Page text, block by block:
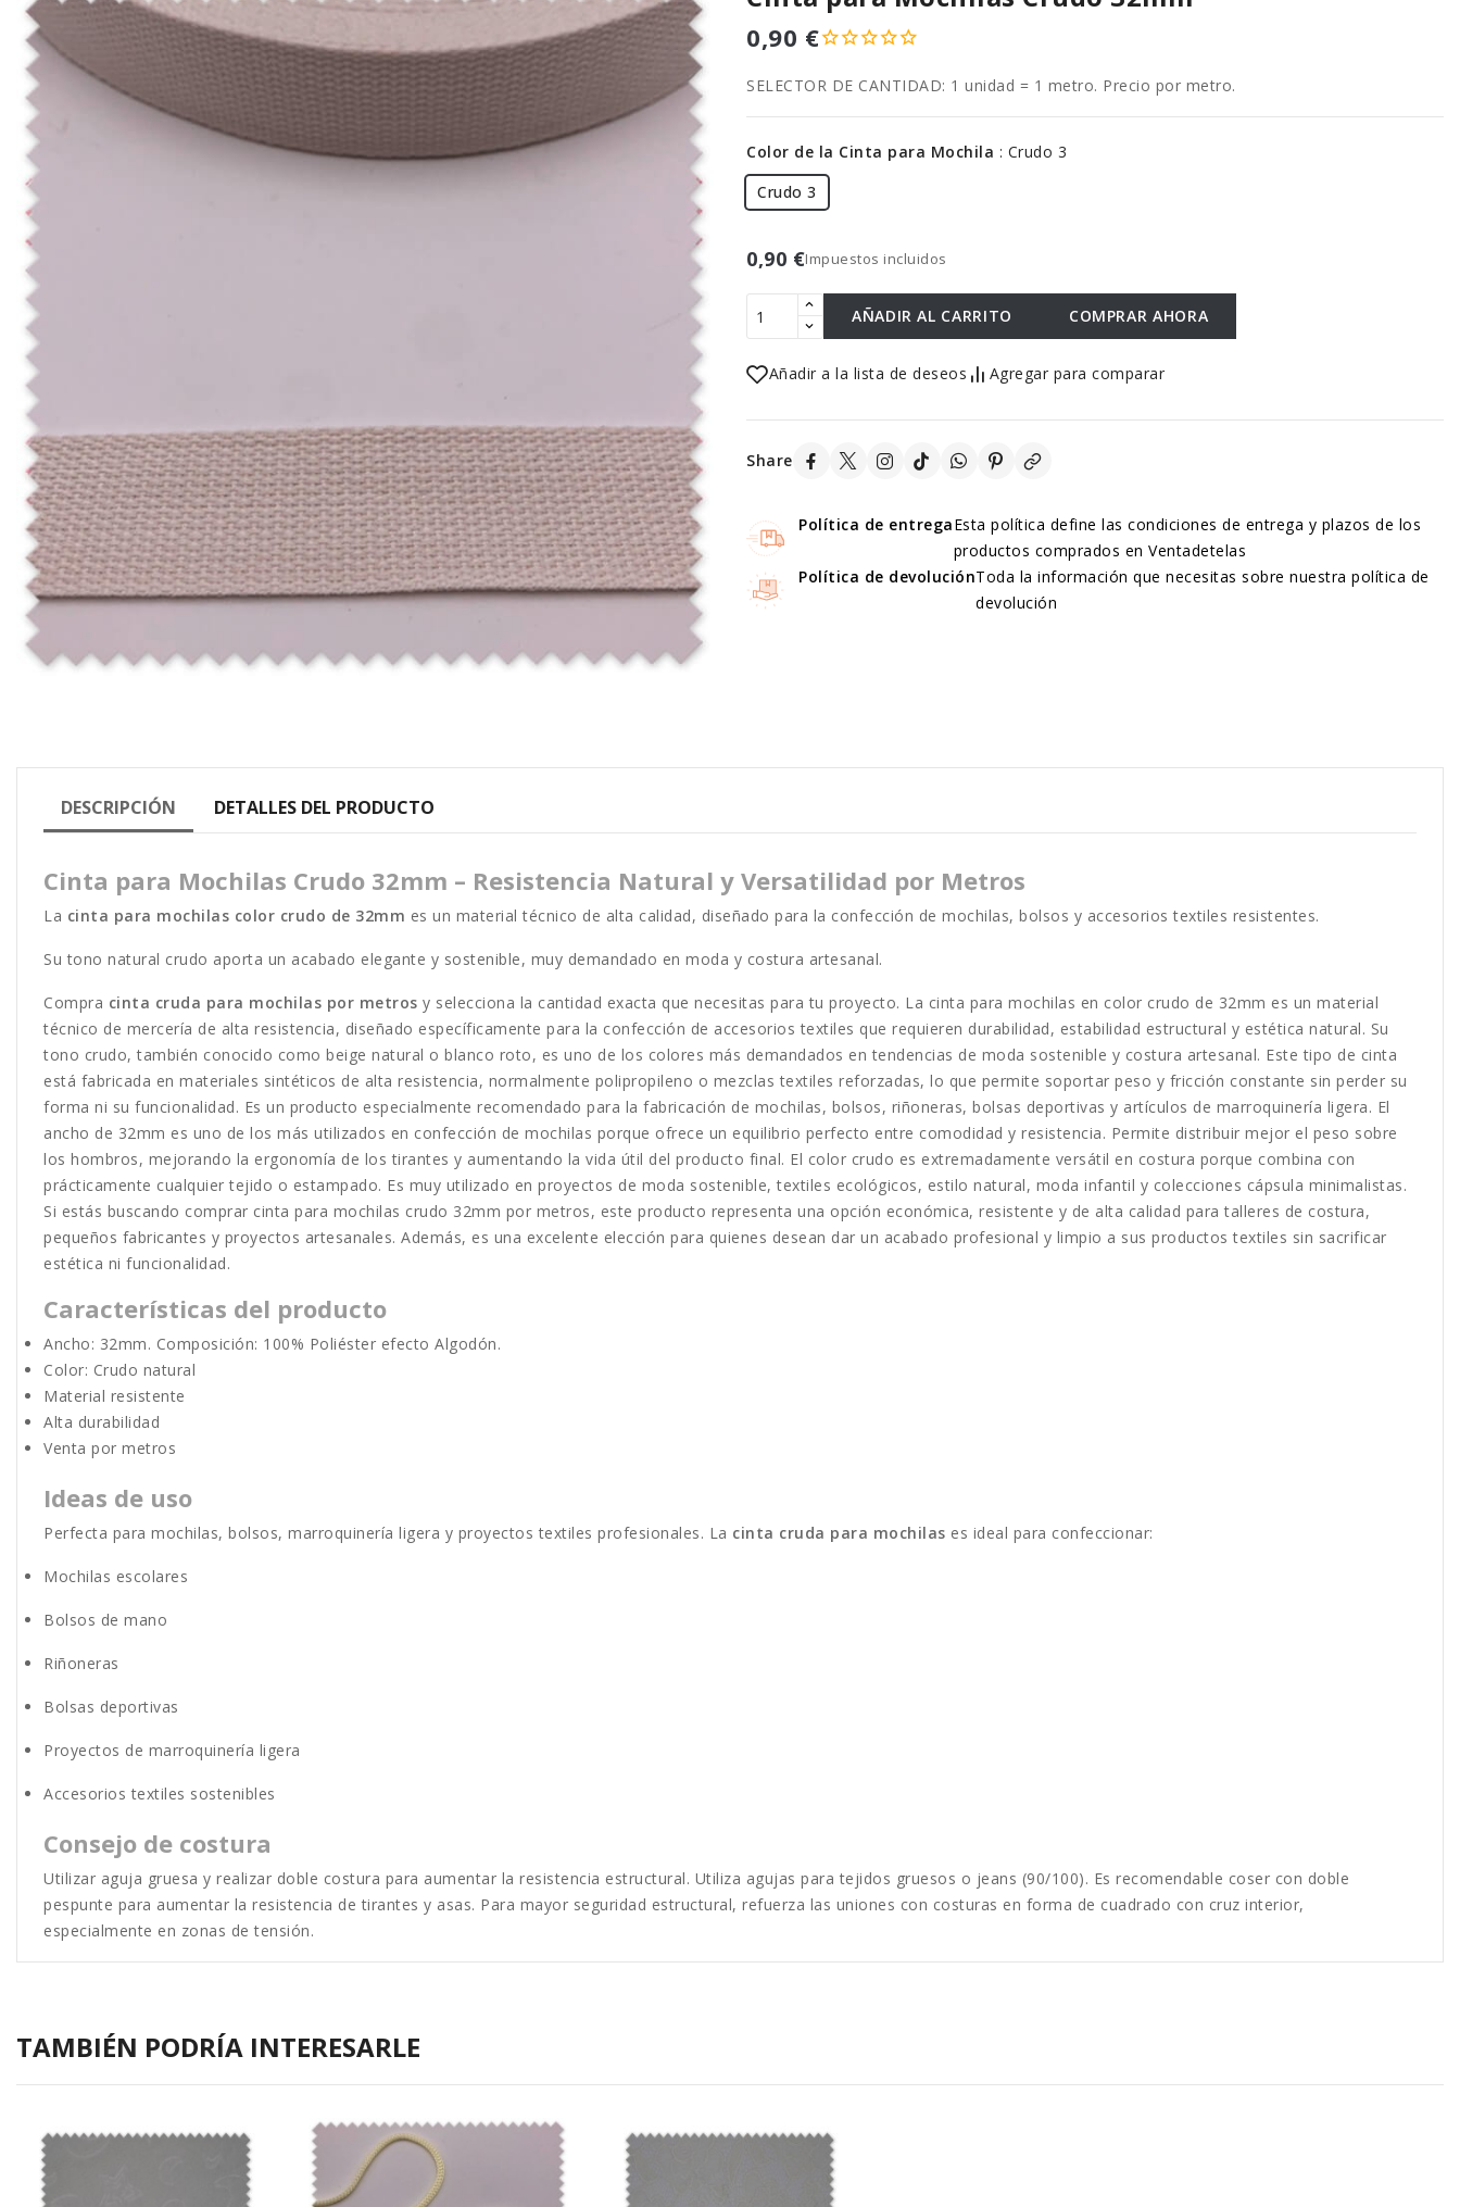
0,90 €
SELECTOR DE CANTIDAD: 1 unidad = 1 metro. Precio por metro.
Color de la Cinta para Mochila : Crudo 3
Crudo 3
0,90 €Impuestos incluidos
AÑADIR AL CARRITO COMPRAR AHORA
Añadir a la lista de deseos Agregar para comparar
Share
Política de entregaEsta política define las condiciones de entrega y plazos de los
productos comprados en Ventadetelas
Política de devoluciónToda la información que necesitas sobre nuestra política de
devolución
DESCRIPCIÓN DETALLES DEL PRODUCTO
Cinta para Mochilas Crudo 32mm – Resistencia Natural y Versatilidad por Metros
La cinta para mochilas color crudo de 32mm es un material técnico de alta calidad, diseñado para la confección de mochilas, bolsos y accesorios textiles resistentes.
Su tono natural crudo aporta un acabado elegante y sostenible, muy demandado en moda y costura artesanal.
Compra cinta cruda para mochilas por metros y selecciona la cantidad exacta que necesitas para tu proyecto. La cinta para mochilas en color crudo de 32mm es un material
técnico de mercería de alta resistencia, diseñado específicamente para la confección de accesorios textiles que requieren durabilidad, estabilidad estructural y estética natural. Su
tono crudo, también conocido como beige natural o blanco roto, es uno de los colores más demandados en tendencias de moda sostenible y costura artesanal. Este tipo de cinta
está fabricada en materiales sintéticos de alta resistencia, normalmente polipropileno o mezclas textiles reforzadas, lo que permite soportar peso y fricción constante sin perder su
forma ni su funcionalidad. Es un producto especialmente recomendado para la fabricación de mochilas, bolsos, riñoneras, bolsas deportivas y artículos de marroquinería ligera. El
ancho de 32mm es uno de los más utilizados en confección de mochilas porque ofrece un equilibrio perfecto entre comodidad y resistencia. Permite distribuir mejor el peso sobre
los hombros, mejorando la ergonomía de los tirantes y aumentando la vida útil del producto final. El color crudo es extremadamente versátil en costura porque combina con
prácticamente cualquier tejido o estampado. Es muy utilizado en proyectos de moda sostenible, textiles ecológicos, estilo natural, moda infantil y colecciones cápsula minimalistas.
Si estás buscando comprar cinta para mochilas crudo 32mm por metros, este producto representa una opción económica, resistente y de alta calidad para talleres de costura,
pequeños fabricantes y proyectos artesanales. Además, es una excelente elección para quienes desean dar un acabado profesional y limpio a sus productos textiles sin sacrificar
estética ni funcionalidad.
Características del producto
Ancho: 32mm. Composición: 100% Poliéster efecto Algodón.
Color: Crudo natural
Material resistente
Alta durabilidad
Venta por metros
Ideas de uso
Perfecta para mochilas, bolsos, marroquinería ligera y proyectos textiles profesionales. La cinta cruda para mochilas es ideal para confeccionar:
Mochilas escolares
Bolsos de mano
Riñoneras
Bolsas deportivas
Proyectos de marroquinería ligera
Accesorios textiles sostenibles
Consejo de costura
Utilizar aguja gruesa y realizar doble costura para aumentar la resistencia estructural. Utiliza agujas para tejidos gruesos o jeans (90/100). Es recomendable coser con doble
pespunte para aumentar la resistencia de tirantes y asas. Para mayor seguridad estructural, refuerza las uniones con costuras en forma de cuadrado con cruz interior,
especialmente en zonas de tensión.
TAMBIÉN PODRÍA INTERESARLE